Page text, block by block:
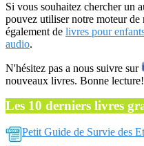
Si vous souhaitez chercher un
pouvez utiliser notre moteur de
également de livres pour
audio.
N'hésitez pas a nous suivre sur
nouveaux livres. Bonne lecture!
Les 10 derniers livres
Petit Guide de Survie des